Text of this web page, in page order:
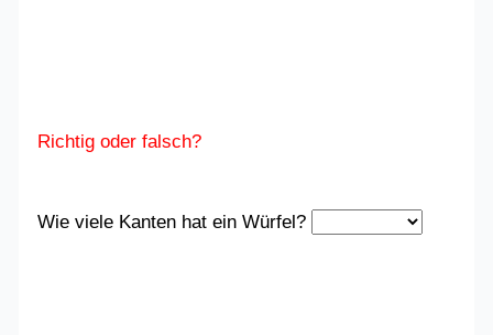
Richtig oder falsch?
Wie viele Kanten hat ein Würfel?